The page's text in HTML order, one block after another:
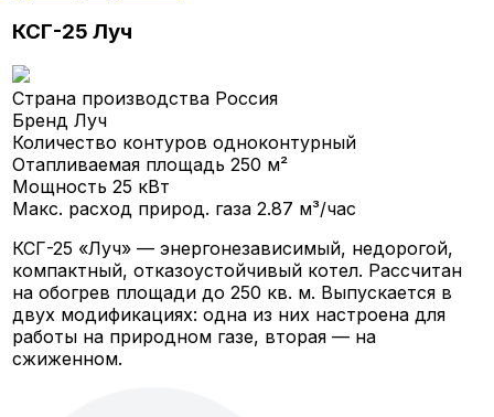
КСГ-25 Луч
Страна производства Россия
БрендЛуч
Количество контуроводноконтурный
Отапливаемая площадь250 м²
Мощность25 кВт
Макс. расход природ. газа2.87 м³/час
КСГ-25 «Луч» — энергонезависимый, недорогой,
компактный, отказоустойчивый котел. Рассчитан
на обогрев площади до 250 кв. м. Выпускается в
двух модификациях: одна из них настроена для
работы на природном газе, вторая — на
сжиженном.